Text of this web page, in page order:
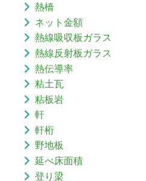
熱橋
ネット金額
熱線吸収板ガラス
熱線反射板ガラス
熱伝導率
粘土瓦
粘板岩
軒
軒桁
野地板
延べ床面積
登り梁